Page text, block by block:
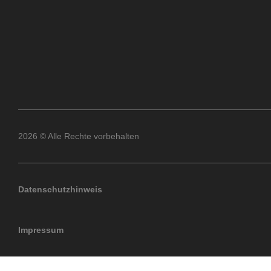
2026 © Alle Rechte vorbehalten
Datenschutzhinweis
Impressum